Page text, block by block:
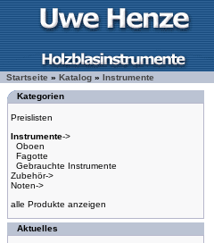
Startseite » Katalog » Instrumente
Kategorien
Preislisten
Instrumente->
Oboen
Fagotte
Gebrauchte Instrumente
Zubehör->
Noten->
alle Produkte anzeigen
Aktuelles